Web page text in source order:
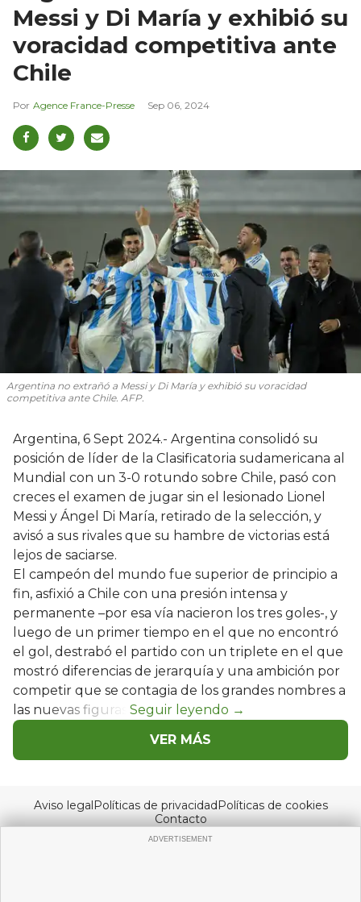
Messi y Di María y exhibió su
voracidad competitiva ante
Chile
Agence France-Presse Sep 06, 2024
Argentina no extrañó a Messi y Di María y exhibió su voracidad
competitiva ante Chile. AFP.
Argentina, 6 Sept 2024.- Argentina consolidó su
posición de líder de la Clasificatoria sudamericana al
Mundial con un 3-0 rotundo sobre Chile, pasó con
creces el examen de jugar sin el lesionado Lionel
Messi y Ángel Di María, retirado de la selección, y
avisó a sus rivales que su hambre de victorias está
lejos de saciarse.
El campeón del mundo fue superior de principio a
fin, asfixió a Chile con una presión intensa y
permanente –por esa vía nacieron los tres goles-, y
luego de un primer tiempo en el que no encontró
el gol, destrabó el partido con un triplete en el que
mostró diferencias de jerarquía y una ambición por
competir que se contagia de los grandes nombres a
las nuevas figuras.
VER MÁS
Aviso legalPolíticas de privacidadPolíticas de cookies
Contacto